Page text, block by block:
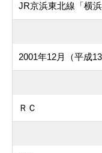
JR京浜東北線「横
2001年12月（平成13
ＲＣ